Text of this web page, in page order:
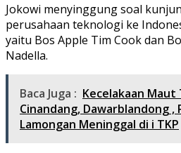
Jokowi menyinggung soal
perusahaan teknologi ke
yaitu Bos Apple Tim Cook dan
Nadella.
Baca Juga : Kecelakaan
Cinandang, Dawarblandong ,
Lamongan Meninggal di i TKP